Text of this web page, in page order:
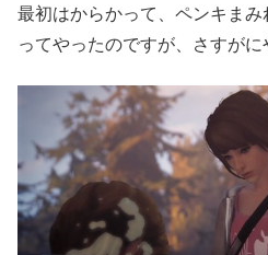
最初はからかって、ペンキま
ってやったのですが、さすがに